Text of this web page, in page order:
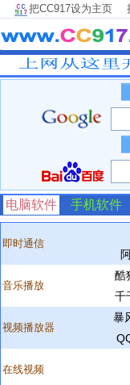
把CC917设为主页
电脑软件 手机软件
即时通信
音乐播放
酷
千
视频播放器
暴
在线视频